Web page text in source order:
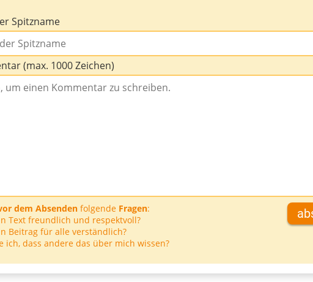
Spitzname
(max. 1000 Zeichen)
dem Absenden folgende Fragen:
Text freundlich und respektvoll?
Beitrag für alle verständlich?
ich, dass andere das über mich wissen?